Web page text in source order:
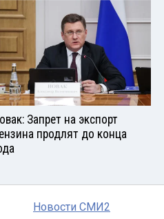
Запрет на экспорт
продлят до конца
Новости СМИ2